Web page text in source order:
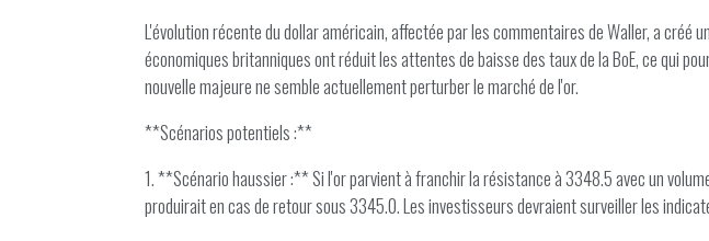
L'évolution récente du dollar américain, affectée par les commentaires de Waller, a créé
économiques britanniques ont réduit les attentes de baisse des taux de la BoE, ce qui
nouvelle majeure ne semble actuellement perturber le marché de l'or.
**Scénarios potentiels :**
1. **Scénario haussier :** Si l'or parvient à franchir la résistance à 3348.5 avec un
produirait en cas de retour sous 3345.0. Les investisseurs devraient surveiller les